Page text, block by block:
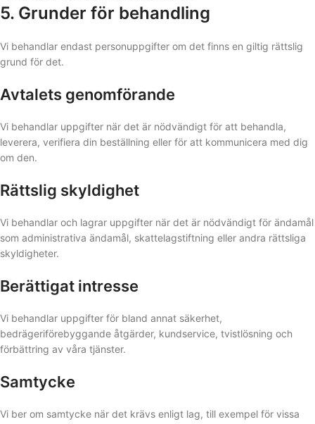
5. Grunder för behandling
Vi behandlar endast personuppgifter om det finns en giltig rättslig
grund för det.
Avtalets genomförande
Vi behandlar uppgifter när det är nödvändigt för att behandla,
leverera, verifiera din beställning eller för att kommunicera med dig
om den.
Rättslig skyldighet
Vi behandlar och lagrar uppgifter när det är nödvändigt för ändamål
som administrativa ändamål, skattelagstiftning eller andra rättsliga
skyldigheter.
Berättigat intresse
Vi behandlar uppgifter för bland annat säkerhet,
bedrägeriförebyggande åtgärder, kundservice, tvistlösning och
förbättring av våra tjänster.
Samtycke
Vi ber om samtycke när det krävs enligt lag, till exempel för vissa